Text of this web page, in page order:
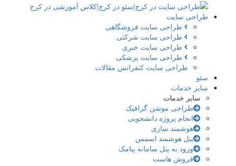
طراحی سایت
طراحی سایت فروشگاهی
طراحی سایت شرکتی
طراحی سایت خبری
طراحی سایت پزشکی
طراحی سایت کنفرانس مقالات
سئو
سایر خدمات
سایر خدمات
طراحی موشن گرافیک
انجام پروژه دانشجویی
هوشمند سازی
پنل هوشمند اسمس
ورود به پنل سامانه پیامک
فروش هاست